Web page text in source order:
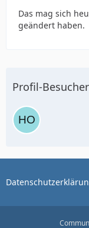
Das mag sich
geändert haben.
Profil-Besucher